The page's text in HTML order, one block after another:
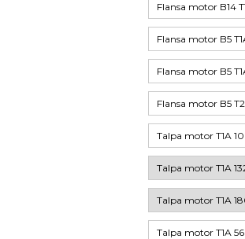
Flansa motor B14
Flansa motor B5
Flansa motor B5
Flansa motor B5
Talpa motor T1A
Talpa motor T1A
Talpa motor T1A
Talpa motor T1A 56